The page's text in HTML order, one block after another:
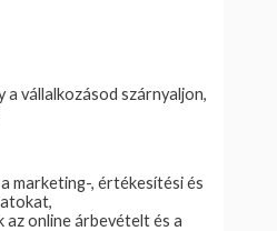
a vállalkozásod szárnyaljon,
marketing-, értékesítési és
az online árbevételt és a